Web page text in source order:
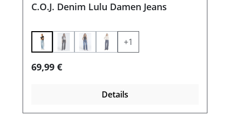
C.O.J. Denim Lulu Damen Jeans
(Diese Option ist zurzeit nicht verfügbar.)
(Diese Option ist zurzeit nicht verfügbar.)
(Diese Option ist zurzeit nicht verfügbar.)
+1
Regulärer Preis:
69,99 €
Details